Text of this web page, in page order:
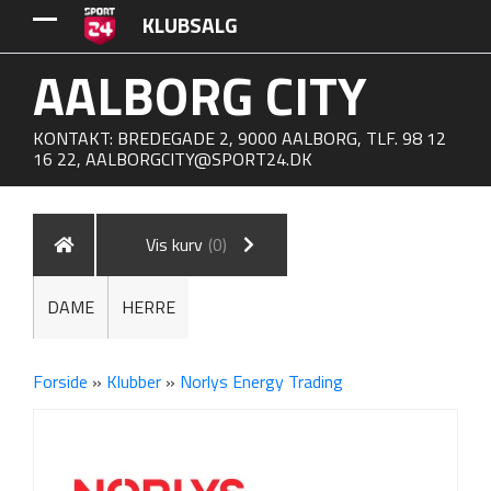
KLUBSALG
AALBORG CITY
KONTAKT: BREDEGADE 2, 9000 AALBORG, TLF. 98 12
16 22, AALBORGCITY@SPORT24.DK
Vis kurv (0)
DAME HERRE
Forside » Klubber » Norlys Energy Trading